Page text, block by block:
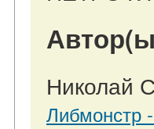
Николай
Либмонстр